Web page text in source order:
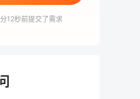
12秒前提交了需求
9秒前提交了需求